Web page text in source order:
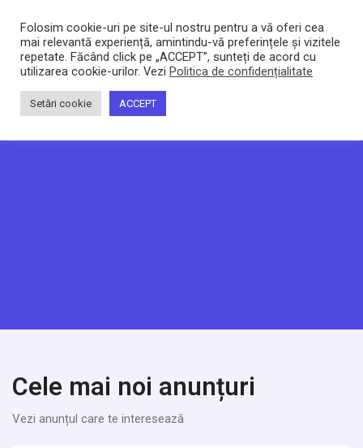
Bacltd
Locuri de munca
Cele mai noi anunțuri
Vezi anunțul care te interesează
Folosim cookie-uri pe site-ul nostru pentru a vă oferi cea
mai relevantă experiență, amintindu-vă preferințele și vizitele
repetate. Făcând click pe „ACCEPT”, sunteți de acord cu
utilizarea cookie-urilor. Vezi Politica de confidențialitate
Setări cookie ACCEPT